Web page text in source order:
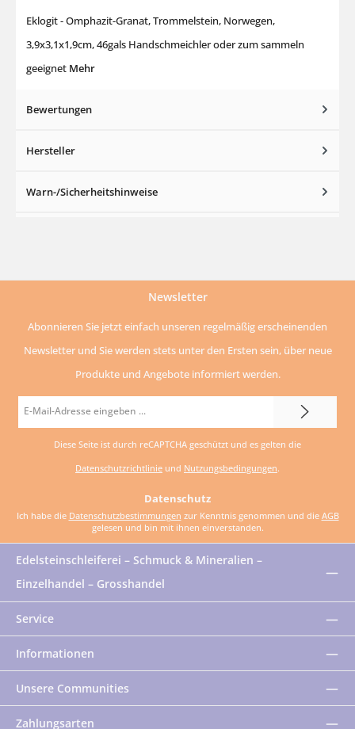
Eklogit - Omphazit-Granat, Trommelstein, Norwegen,
3,9x3,1x1,9cm, 46gals Handschmeichler oder zum sammeln
geeignet Mehr
Bewertungen
Hersteller
Warn-/Sicherheitshinweise
Newsletter
Abonnieren Sie jetzt einfach unseren regelmäßig erscheinenden
Newsletter und Sie werden stets unter den Ersten sein, über neue
Produkte und Angebote informiert werden.
E-
Mail-
Diese Seite ist durch reCAPTCHA geschützt und es gelten die
Datenschutzrichtlinie und Nutzungsbedingungen.
Datenschutz
Ich habe die Datenschutzbestimmungen zur Kenntnis genommen und die AGB
gelesen und bin mit ihnen einverstanden.
Edelsteinschleiferei – Schmuck & Mineralien –
Einzelhandel – Grosshandel
Service
Informationen
Unsere Communities
Zahlungsarten